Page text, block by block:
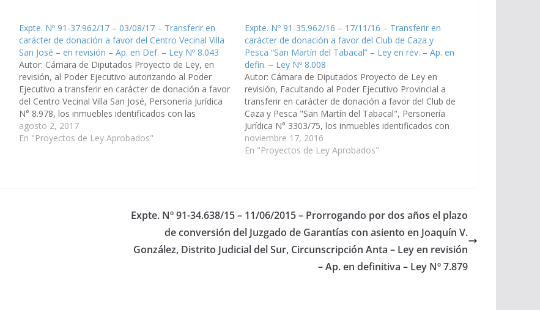
Expte. Nº 91-37.962/17 – 03/08/17 – Transferir en
carácter de donación a favor del Centro Vecinal Villa
San José – en revisión – Ap. en Def. – Ley Nº 8.043
Autor: Cámara de Diputados Proyecto de Ley, en
revisión, al Poder Ejecutivo autorizando al Poder
Ejecutivo a transferir en carácter de donación a favor
del Centro Vecinal Villa San José, Personería Jurídica
N° 8.978, los inmuebles identificados con las
Matrículas Nos 42.674, 42.707 y 42.708 del
departamento Capital, con el cargo…
agosto 2, 2017
En "Proyectos de Ley Aprobados"
Expte. Nº 91-35.962/16 – 17/11/16 – Transferir en
carácter de donación a favor del Club de Caza y
Pesca “San Martín del Tabacal” – Ley en rev. – Ap. en
defin. – Ley Nº 8.008
Autor: Cámara de Diputados Proyecto de Ley en
revisión, Facultando al Poder Ejecutivo Provincial a
transferir en carácter de donación a favor del Club de
Caza y Pesca "San Martín del Tabacal", Personería
Jurídica N° 3303/75, los inmuebles identificados con
las Matrículas Nos 10.583, 10.584, 10.585 y 10.598 de
la localidad Hipólito…
noviembre 17, 2016
En "Proyectos de Ley Aprobados"
Expte. Nº 91-34.638/15 – 11/06/2015 – Prorrogando por dos años el plazo
de conversión del Juzgado de Garantías con asiento en Joaquín V.
González, Distrito Judicial del Sur, Circunscripción Anta – Ley en revisión
– Ap. en definitiva – Ley Nº 7.879